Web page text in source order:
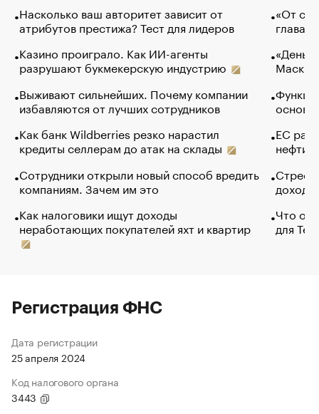
Насколько ваш авторитет зависит от
атрибутов престижа? Тест для лидеров
Казино проиграло. Как ИИ-агенты
разрушают букмекерскую индустрию
Выживают сильнейших. Почему компании
избавляются от лучших сотрудников
Как банк Wildberries резко нарастил
кредиты селлерам до атак на склады
Сотрудники открыли новый способ вредить
компаниям. Зачем им это
Как налоговики ищут доходы
неработающих покупателей яхт и квартир
«От
глава
Маск в
основ
ЕС
нефти
Что
для
Регистрация ФНС
Дата регистрации
25 апреля 2024
Код налогового органа
3443